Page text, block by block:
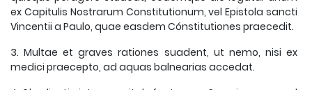
ex Capitulis Nostrarum Constitutionum, vel Epistola sancti
Vincentii a Paulo, quae easdem Cónstitutiones praecedit.
3. Multae et graves rationes suadent, ut nemo, nisi ex
medici praecepto, ad aquas balnearias accedat.